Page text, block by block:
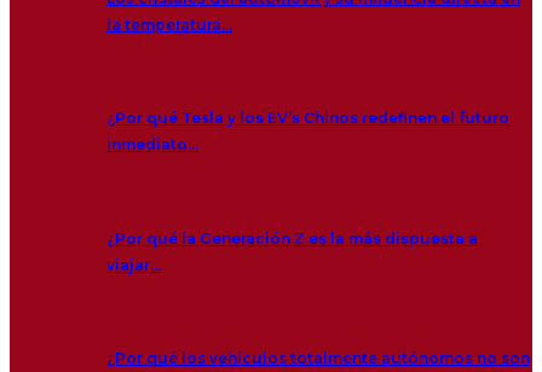
la temperatura…
¿Por qué Tesla y los EV’s Chinos redefinen el futuro
inmediato…
¿Por qué la Generación Z es la más dispuesta a
viajar…
¿Por qué los vehículos totalmente autónomos no son